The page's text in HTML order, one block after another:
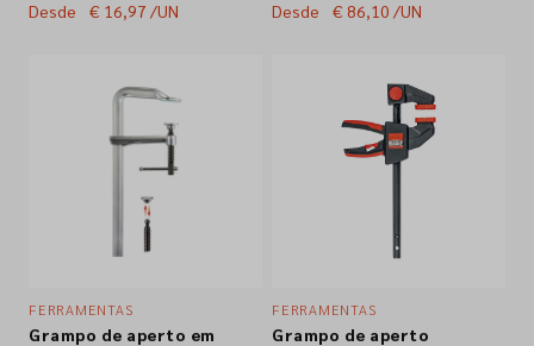
TPN com punho em
Desde € 16,97 /UN
150mm 75mm
Desde € 86,10 /UN
FERRAMENTAS
Grampo de aperto em
FERRAMENTAS
Grampo de aperto